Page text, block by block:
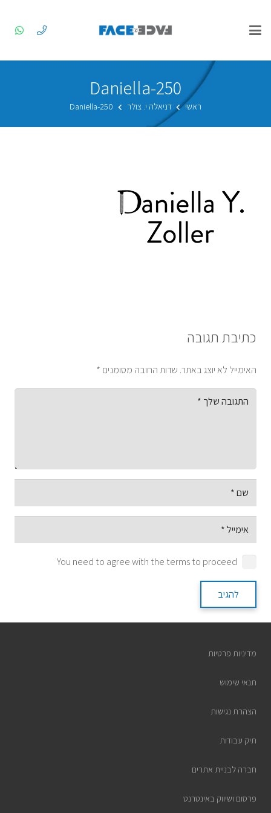
Daniella-250
ראשי דניאלה י. צולר Daniella-250
כתיבת תגובה
האימייל לא יוצג באתר. שדות החובה מסומנים *
You need to agree with the terms to proceed
להגיב
מדיניות פרטיות
תנאי שימוש
הצהרת נגישות
תיק עבודות
חברה לבניית אתרים
פרסום ושיווק באינטרנט